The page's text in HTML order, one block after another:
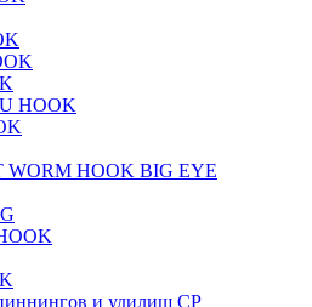
HOOK
WORM HOOK BIG EYE
и удилищ СР